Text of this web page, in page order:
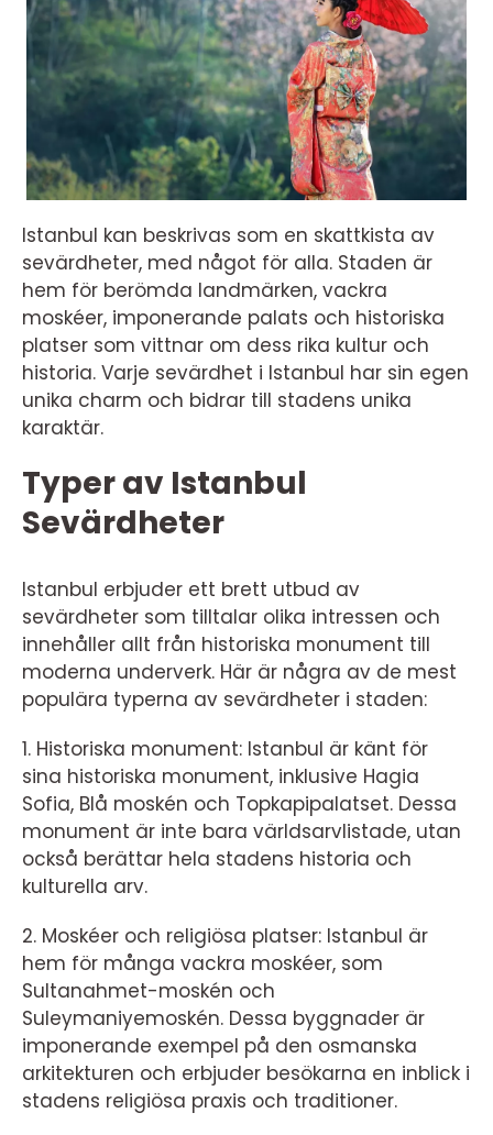
Istanbul kan beskrivas som en skattkista av
sevärdheter, med något för alla. Staden är
hem för berömda landmärken, vackra
moskéer, imponerande palats och historiska
platser som vittnar om dess rika kultur och
historia. Varje sevärdhet i Istanbul har sin egen
unika charm och bidrar till stadens unika
karaktär.
Typer av Istanbul
Sevärdheter
Istanbul erbjuder ett brett utbud av
sevärdheter som tilltalar olika intressen och
innehåller allt från historiska monument till
moderna underverk. Här är några av de mest
populära typerna av sevärdheter i staden:
1. Historiska monument: Istanbul är känt för
sina historiska monument, inklusive Hagia
Sofia, Blå moskén och Topkapipalatset. Dessa
monument är inte bara världsarvlistade, utan
också berättar hela stadens historia och
kulturella arv.
2. Moskéer och religiösa platser: Istanbul är
hem för många vackra moskéer, som
Sultanahmet-moskén och
Suleymaniyemoskén. Dessa byggnader är
imponerande exempel på den osmanska
arkitekturen och erbjuder besökarna en inblick i
stadens religiösa praxis och traditioner.